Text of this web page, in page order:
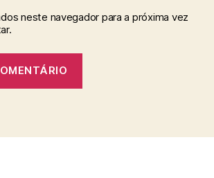
neste navegador para a próxima vez